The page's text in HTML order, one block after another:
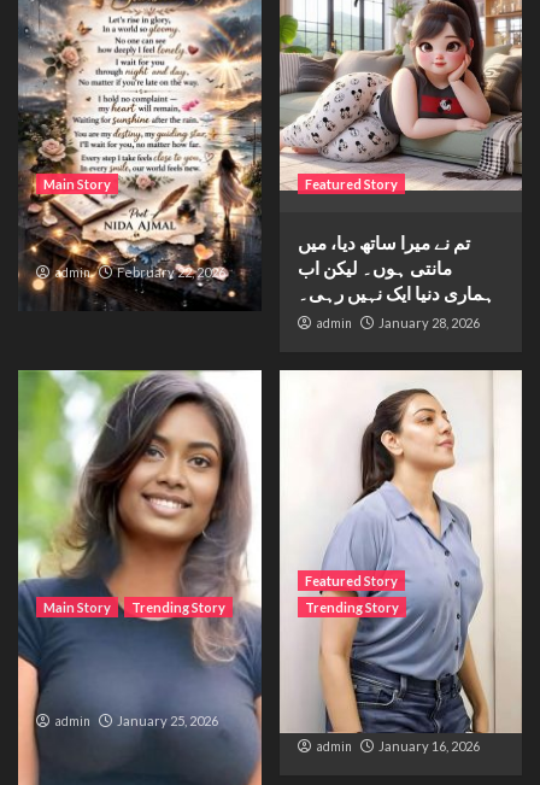
Main Story
Waiting for sunshine
admin February 22, 2026
Featured Story
تم نے میرا ساتھ دیا، میں
مانتی ہوں۔ لیکن اب
ہماری دنیا ایک نہیں رہی۔
admin January 28, 2026
Main Story Trending Story
The Bride from the
Accident
admin January 25, 2026
Featured Story
Trending Story
The Silent Wait – A Life
Trapped Between
Distance and Duty
admin January 16, 2026